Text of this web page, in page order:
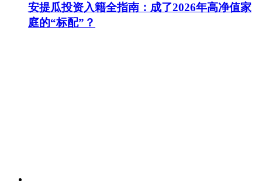
安提瓜投资入籍全指南：成了2026年高净值家
庭的“标配”？